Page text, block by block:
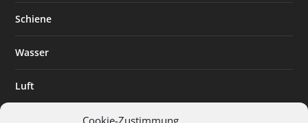
Schiene
Wasser
Luft